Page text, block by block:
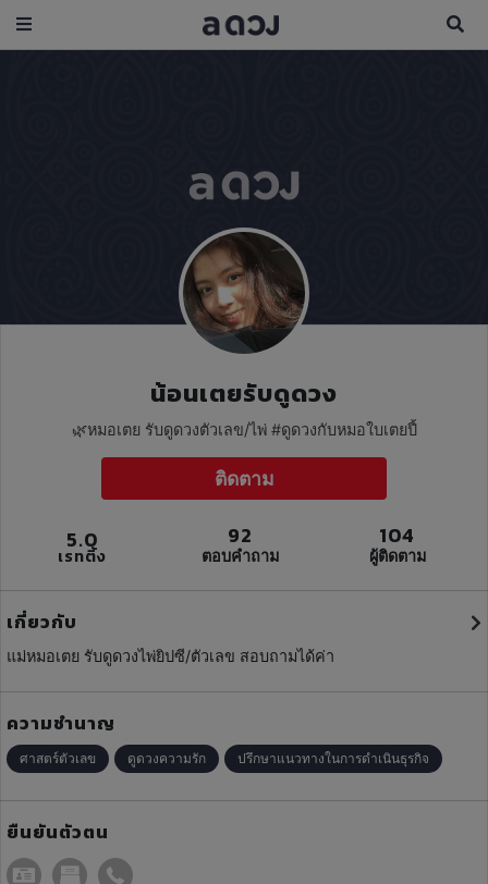
น้อนเตยรับดูดวง
🌿หมอเตย รับดูดวงตัวเลข/ไพ่ #ดูดวงกับหมอใบเตยปี้
ติดตาม
5.0
เรทติ้ง
92
ตอบคำถาม
104
ผู้ติดตาม
เกี่ยวกับ
แม่หมอเตย รับดูดวงไพ่ยิปซี/ตัวเลข สอบถามได้ค่า
ความชำนาญ
ศาสตร์ตัวเลข ดูดวงความรัก ปรึกษาแนวทางในการดำเนินธุรกิจ
ยืนยันตัวตน